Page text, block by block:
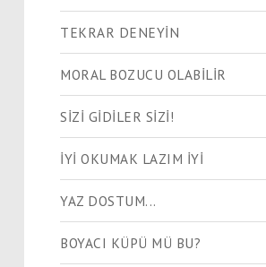
TEKRAR DENEYİN
MORAL BOZUCU OLABİLİR
SİZİ GİDİLER SİZİ!
İYİ OKUMAK LAZIM İYİ
YAZ DOSTUM...
BOYACI KÜPÜ MÜ BU?